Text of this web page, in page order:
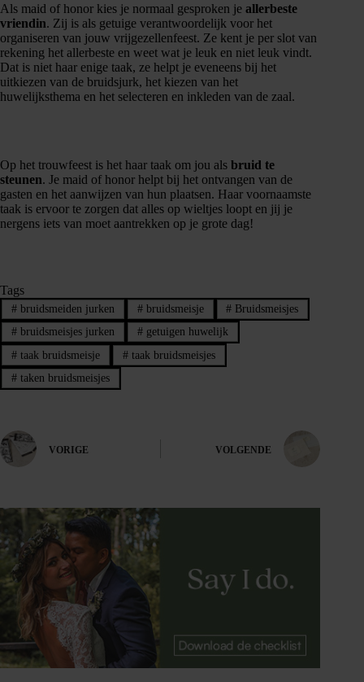
Als maid of honor kies je normaal gesproken je allerbeste
vriendin. Zij is als getuige verantwoordelijk voor het
organiseren van jouw vrijgezellenfeest. Ze kent je per slot van
rekening het allerbeste en weet wat je leuk en niet leuk vindt.
Dat is niet haar enige taak, ze helpt je eveneens bij het
uitkiezen van de bruidsjurk, het kiezen van het
huwelijksthema en het selecteren en inkleden van de zaal.
Op het trouwfeest is het haar taak om jou als bruid te
steunen. Je maid of honor helpt bij het ontvangen van de
gasten en het aanwijzen van hun plaatsen. Haar voornaamste
taak is ervoor te zorgen dat alles op wieltjes loopt en jij je
nergens iets van moet aantrekken op je grote dag!
Tags
#bruidsmeiden jurken #bruidsmeisje # Bruidsmeisjes
#bruidsmeisjes jurken #getuigen huwelijk
#taak bruidsmeisje #taak bruidsmeisjes
#taken bruidsmeisjes
VORIGE VOLGENDE